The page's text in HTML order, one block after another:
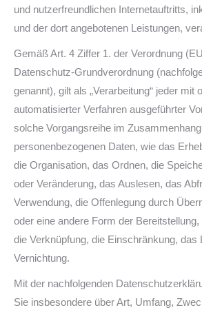
und nutzerfreundlichen Internetauftritts,
und der dort angebotenen Leistungen,
Gemäß Art. 4 Ziffer 1. der Verordnung
Datenschutz-Grundverordnung
genannt), gilt als „Verarbeitung“ jeder mit
automatisierter Verfahren ausgeführter
solche Vorgangsreihe im
personenbezogenen Daten, wie das
die Organisation, das Ordnen, die
oder Veränderung, das Auslesen, das
Verwendung, die Offenlegung durch
oder eine andere Form der
die Verknüpfung, die Einschränkung, das
Vernichtung.
Mit der nachfolgenden
Sie insbesondere über Art, Umfang,